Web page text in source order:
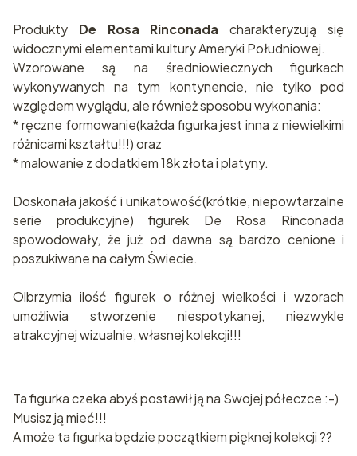
Produkty De Rosa Rinconada charakteryzują się
widocznymi elementami kultury Ameryki Południowej.
Wzorowane są na średniowiecznych figurkach
wykonywanych na tym kontynencie, nie tylko pod
względem wyglądu, ale również sposobu wykonania:
* ręczne formowanie(każda figurka jest inna z niewielkimi
różnicami kształtu!!!) oraz
* malowanie z dodatkiem 18k złota i platyny.
Doskonała jakość i unikatowość(krótkie, niepowtarzalne
serie produkcyjne) figurek De Rosa Rinconada
spowodowały, że już od dawna są bardzo cenione i
poszukiwane na całym Świecie.
Olbrzymia ilość figurek o różnej wielkości i wzorach
umożliwia stworzenie niespotykanej, niezwykle
atrakcyjnej wizualnie, własnej kolekcji!!!
Ta figurka czeka abyś postawił ją na Swojej półeczce :-)
Musisz ją mieć!!!
A może ta figurka będzie początkiem pięknej kolekcji ??